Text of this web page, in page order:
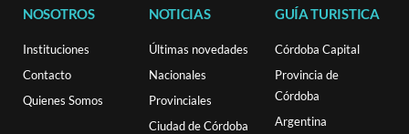
NOSOTROS
Instituciones
Contacto
Quienes Somos
NOTICIAS
Últimas novedades
Nacionales
Provinciales
Ciudad de Córdoba
GUÍA TURISTICA
Córdoba Capital
Provincia de
Córdoba
Argentina